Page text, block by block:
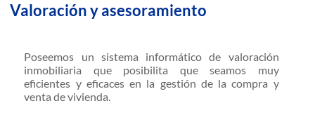
Valoración y asesoramiento
Poseemos un sistema informático de valoración
inmobiliaria que posibilita que seamos muy
eficientes y eficaces en la gestión de la compra y
venta de vivienda.